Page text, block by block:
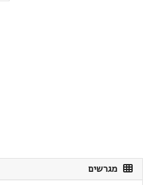
מגרשים